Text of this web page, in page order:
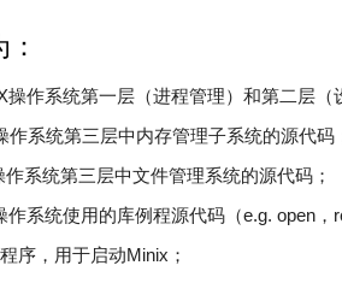
作系统第一层（进程管理）和第二层（
系统第三层中内存管理子系统的源代码
系统第三层中文件管理系统的源代码；
系统使用的库例程源代码（e.g. open，
序，用于启动Minix；